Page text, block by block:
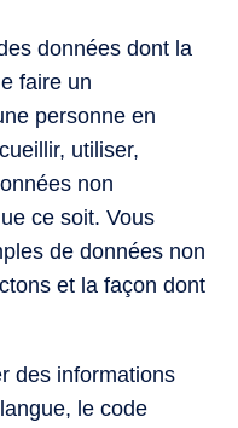
données dont la
faire un
personne en
utiliser,
non
ce soit. Vous
de données non
et la façon dont
des informations
le code